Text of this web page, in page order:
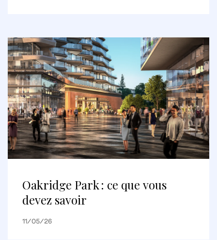
lyonnais
Oakridge Park : ce que vous
devez savoir
11/05/26